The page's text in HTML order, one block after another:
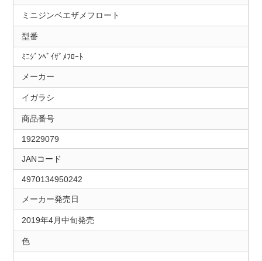
ミニジンベエザメフロート
型番
ﾐﾆｼﾞﾝﾍﾞｲｻﾞﾒﾌﾛｰﾄ
メーカー
イガラシ
商品番号
19229079
JANコード
4970134950242
メーカー発売日
2019年4月中旬発売
色